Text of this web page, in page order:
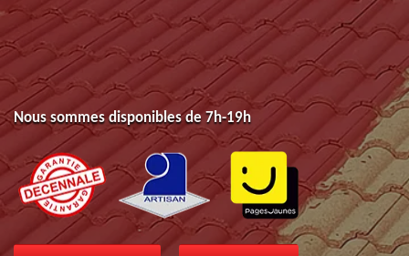
Nous sommes disponibles de 7h-19h